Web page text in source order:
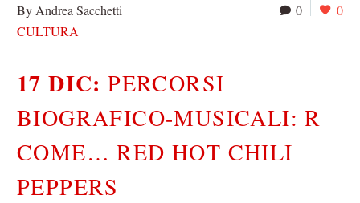
0 0
By Andrea Sacchetti
CULTURA
17 DIC:PERCORSI
BIOGRAFICO-MUSICALI: R
COME… RED HOT CHILI
PEPPERS